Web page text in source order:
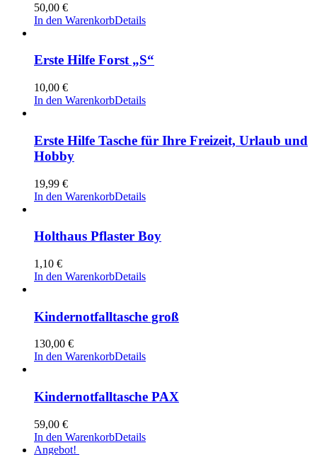
50,00 €
In den WarenkorbDetails
Erste Hilfe Forst „S“
10,00 €
In den WarenkorbDetails
Erste Hilfe Tasche für Ihre Freizeit, Urlaub und
Hobby
19,99 €
In den WarenkorbDetails
Holthaus Pflaster Boy
1,10 €
In den WarenkorbDetails
Kindernotfalltasche groß
130,00 €
In den WarenkorbDetails
Kindernotfalltasche PAX
59,00 €
In den WarenkorbDetails
Angebot!